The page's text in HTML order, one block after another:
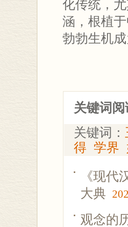
化传统，
涵，根植
勃勃生机
关键词阅
关键词：
得 学界
《现
大典
观念的